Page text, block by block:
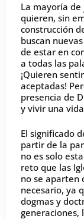
La mayoría de
quieren, sin
construcción
buscan
de estar en
a todas las
¡Quieren
aceptadas!
presencia de
y vivir una
El significado
partir de la
no es solo
reto que las
no se aparten
necesario, ya
dogmas y
generaciones,